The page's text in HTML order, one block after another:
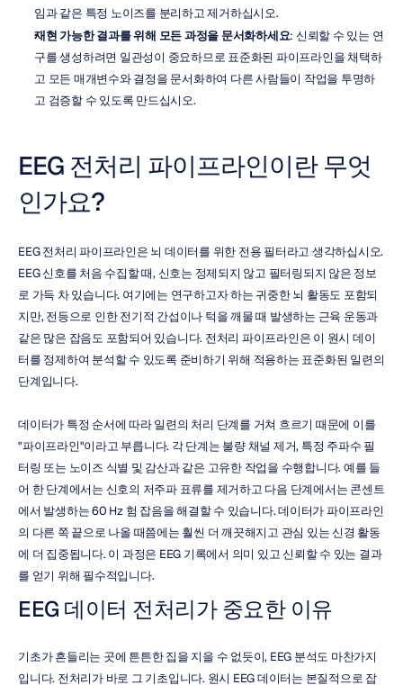
임과 같은 특정 노이즈를 분리하고 제거하십시오.
재현 가능한 결과를 위해 모든 과정을 문서화하세요: 신뢰할 수 있는 연
구를 생성하려면 일관성이 중요하므로 표준화된 파이프라인을 채택하
고 모든 매개변수와 결정을 문서화하여 다른 사람들이 작업을 투명하
고 검증할 수 있도록 만드십시오.
EEG 전처리 파이프라인이란 무엇
인가요?
EEG 전처리 파이프라인은 뇌 데이터를 위한 전용 필터라고 생각하십시오.
EEG 신호를 처음 수집할 때, 신호는 정제되지 않고 필터링되지 않은 정보
로 가득 차 있습니다. 여기에는 연구하고자 하는 귀중한 뇌 활동도 포함되
지만, 전등으로 인한 전기적 간섭이나 턱을 깨물 때 발생하는 근육 운동과
같은 많은 잡음도 포함되어 있습니다. 전처리 파이프라인은 이 원시 데이
터를 정제하여 분석할 수 있도록 준비하기 위해 적용하는 표준화된 일련의
단계입니다.
데이터가 특정 순서에 따라 일련의 처리 단계를 거쳐 흐르기 때문에 이를
"파이프라인"이라고 부릅니다. 각 단계는 불량 채널 제거, 특정 주파수 필
터링 또는 노이즈 식별 및 감산과 같은 고유한 작업을 수행합니다. 예를 들
어 한 단계에서는 신호의 저주파 표류를 제거하고 다음 단계에서는 콘센트
에서 발생하는 60 Hz 험 잡음을 해결할 수 있습니다. 데이터가 파이프라인
의 다른 쪽 끝으로 나올 때쯤에는 훨씬 더 깨끗해지고 관심 있는 신경 활동
에 더 집중됩니다. 이 과정은 EEG 기록에서 의미 있고 신뢰할 수 있는 결과
를 얻기 위해 필수적입니다.
EEG 데이터 전처리가 중요한 이유
기초가 흔들리는 곳에 튼튼한 집을 지을 수 없듯이, EEG 분석도 마찬가지
입니다. 전처리가 바로 그 기초입니다. 원시 EEG 데이터는 본질적으로 잡